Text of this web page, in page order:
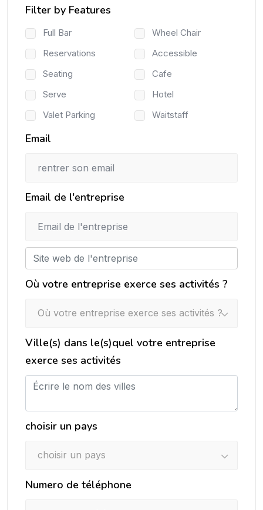
Filter by Features
Full Bar
Wheel Chair
Reservations
Accessible
Seating
Cafe
Serve
Hotel
Valet Parking
Waitstaff
Email
Email de l'entreprise
Où votre entreprise exerce ses activités ?
Où votre entreprise exerce ses activités ?
Ville(s) dans le(s)quel votre entreprise
exerce ses activités
choisir un pays
choisir un pays
Numero de téléphone